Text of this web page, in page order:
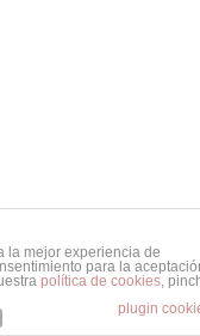
la mejor experiencia de
para la
política de cookies,
plugin